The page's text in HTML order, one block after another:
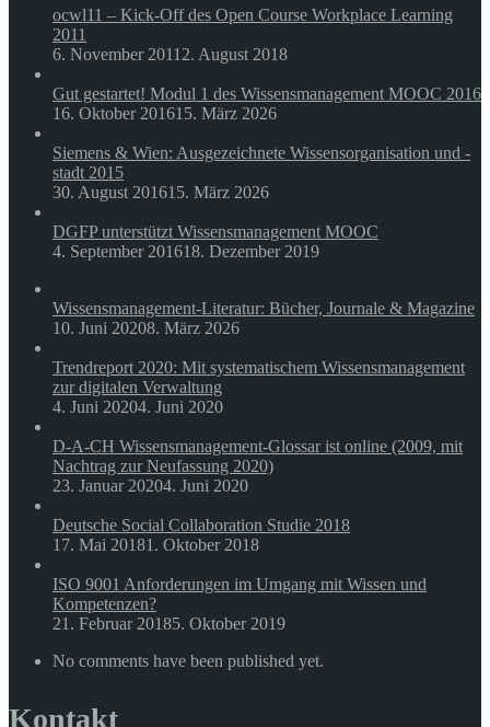
ocwl11 – Kick-Off des Open Course Workplace Learning
2011
6. November 2011 2. August 2018
Gut gestartet! Modul 1 des Wissensmanagement MOOC 2016
16. Oktober 201615. März 2026
Siemens & Wien: Ausgezeichnete Wissensorganisation und -
stadt 2015
30. August 201615. März 2026
DGFP unterstützt Wissensmanagement MOOC
4. September 201618. Dezember 2019
Wissensmanagement-Literatur: Bücher, Journale & Magazine
10. Juni 20208. März 2026
Trendreport 2020: Mit systematischem Wissensmanagement
zur digitalen Verwaltung
4. Juni 20204. Juni 2020
D-A-CH Wissensmanagement-Glossar ist online (2009, mit
Nachtrag zur Neufassung 2020)
23. Januar 20204. Juni 2020
Deutsche Social Collaboration Studie 2018
17. Mai 20181. Oktober 2018
ISO 9001 Anforderungen im Umgang mit Wissen und
Kompetenzen?
21. Februar 20185. Oktober 2019
No comments have been published yet.
Kontakt